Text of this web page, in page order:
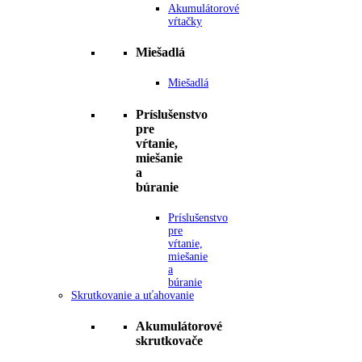
Akumulátorové
vŕtačky
Miešadlá
Miešadlá
Príslušenstvo
pre
vŕtanie,
miešanie
a
búranie
Príslušenstvo
pre
vŕtanie,
miešanie
a
búranie
Skrutkovanie a uťahovanie
Akumulátorové
skrutkovače